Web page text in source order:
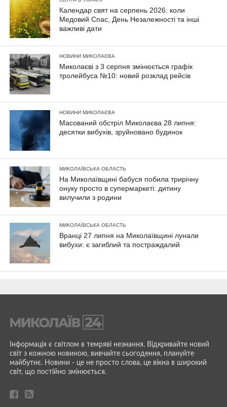
Календар свят на серпень 2026: коли
Медовий Спас, День Незалежності та інші
важливі дати
НОВИНИ МИКОЛАЄВА
Миколаєві з 3 серпня змінюється графік
тролейбуса №10: новий розклад рейсів
НОВИНИ МИКОЛАЄВА
Масований обстріл Миколаєва 28 липня:
десятки вибухів, зруйновано будинок
МИКОЛАЇВСЬКА ОБЛАСТЬ
На Миколаївщині бабуся побила трирічну
онуку просто в супермаркеті: дитину
вилучили з родини
МИКОЛАЇВСЬКА ОБЛАСТЬ
Вранці 27 липня на Миколаївщині лунали
вибухи: є загиблий та постраждалий
Інформація є світлом в темряві незнання. Відкривайте новий
світ з кожною новиною, вивчайте сьогодення, плануйте
майбутнє. Новини - це не просто слова, це вікна в широкий
світ, що постійно змінюється.